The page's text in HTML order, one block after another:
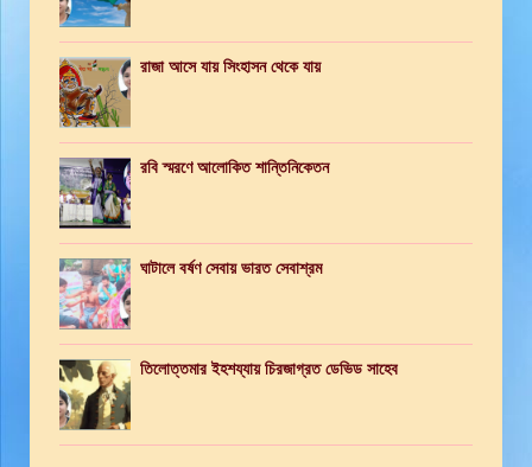
রাজা আসে যায় সিংহাসন থেকে যায়
রবি স্মরণে আলোকিত শান্তিনিকেতন
ঘাটালে বর্ষণ সেবায় ভারত সেবাশ্রম
তিলোত্তমার ইহশয্যায় চিরজাগ্রত ডেভিড সাহেব